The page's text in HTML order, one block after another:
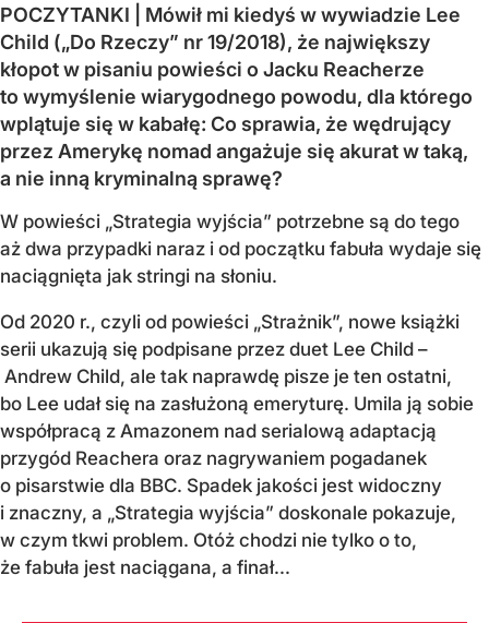
POCZYTANKI | Mówił mi kiedyś w wywiadzie Lee
Child („Do Rzeczy” nr 19/2018), że największy
kłopot w pisaniu powieści o Jacku Reacherze
to wymyślenie wiarygodnego powodu, dla którego
wplątuje się w kabałę: Co sprawia, że wędrujący
przez Amerykę nomad angażuje się akurat w taką,
a nie inną kryminalną sprawę?
W powieści „Strategia wyjścia” potrzebne są do tego
aż dwa przypadki naraz i od początku fabuła wydaje się
naciągnięta jak stringi na słoniu.
Od 2020 r., czyli od powieści „Strażnik”, nowe książki
serii ukazują się podpisane przez duet Lee Child –
Andrew Child, ale tak naprawdę pisze je ten ostatni,
bo Lee udał się na zasłużoną emeryturę. Umila ją sobie
współpracą z Amazonem nad serialową adaptacją
przygód Reachera oraz nagrywaniem pogadanek
o pisarstwie dla BBC. Spadek jakości jest widoczny
i znaczny, a „Strategia wyjścia” doskonale pokazuje,
w czym tkwi problem. Otóż chodzi nie tylko o to,
że fabuła jest naciągana, a finał...